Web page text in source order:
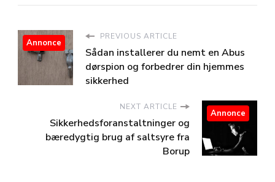
PREVIOUS ARTICLE
Sådan installerer du nemt en Abus
dørspion og forbedrer din hjemmes
sikkerhed
Annonce
NEXT ARTICLE
Sikkerhedsforanstaltninger og
bæredygtig brug af saltsyre fra
Borup
Annonce